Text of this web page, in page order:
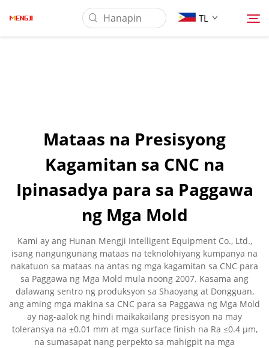
TL
Ilagay
Makipag-ugnayan sa Amin
Mataas na Presisyong
Kagamitan sa CNC na
Ipinasadya para sa Paggawa
ng Mga Mold
Kami ay ang Hunan Mengji Intelligent Equipment Co., Ltd.,
isang nangungunang mataas na teknolohiyang kumpanya na
nakatuon sa mataas na antas ng mga kagamitan sa CNC para
sa Paggawa ng Mga Mold mula noong 2007. Kasama ang
dalawang sentro ng produksyon sa Shaoyang at Dongguan,
ang aming mga makina sa CNC para sa Paggawa ng Mga Mold
ay nag-aalok ng hindi maikakailang presisyon na may
toleransya na ±0.01 mm at mga surface finish na Ra ≤0.4 µm,
na sumasapat nang perpekto sa mahigpit na mga